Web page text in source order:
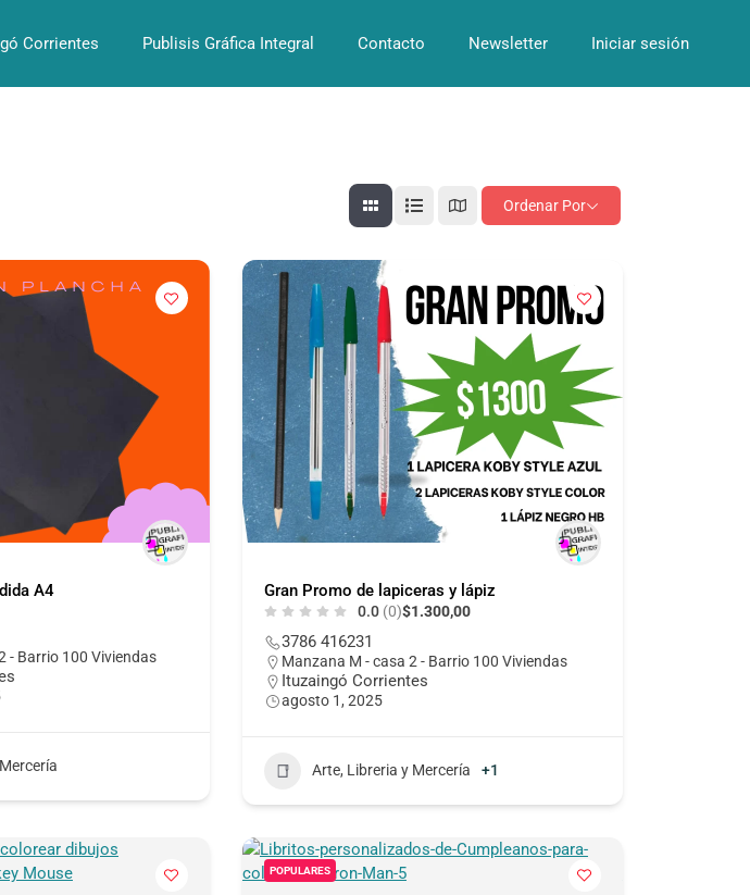
Corrientes Publisis Gráfica Integral Contacto Newsletter Iniciar sesión
Ordenar Por
A4
- Barrio 100 Viviendas
Gran Promo de lapiceras y lápiz
0.0 (0)$1.300,00
3786 416231
Manzana M - casa 2 - Barrio 100 Viviendas
Ituzaingó Corrientes
agosto 1, 2025
Arte, Libreria y Mercería +1
POPULARES